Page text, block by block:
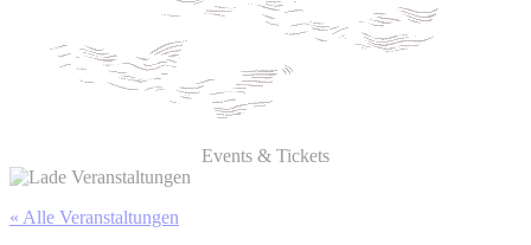
Events & Tickets
« Alle Veranstaltungen